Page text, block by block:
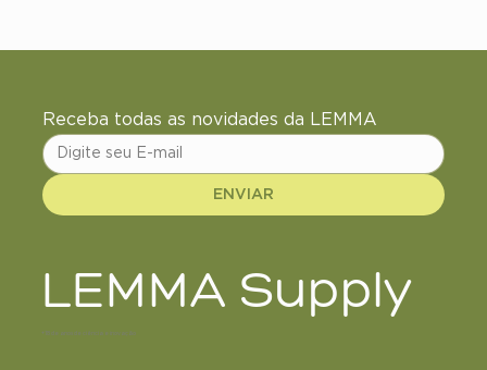
Receba todas as novidades da LEMMA
ENVIAR
LEMMA Supply
+18 de anos de ciência e inovação